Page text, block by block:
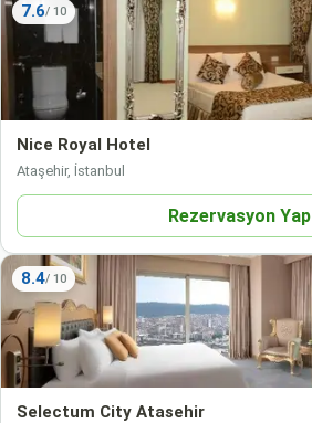
7.6
Nice Royal Hotel
Ataşehir, İstanbul
Rezervasyon Yap
8.4
Selectum City Atasehir